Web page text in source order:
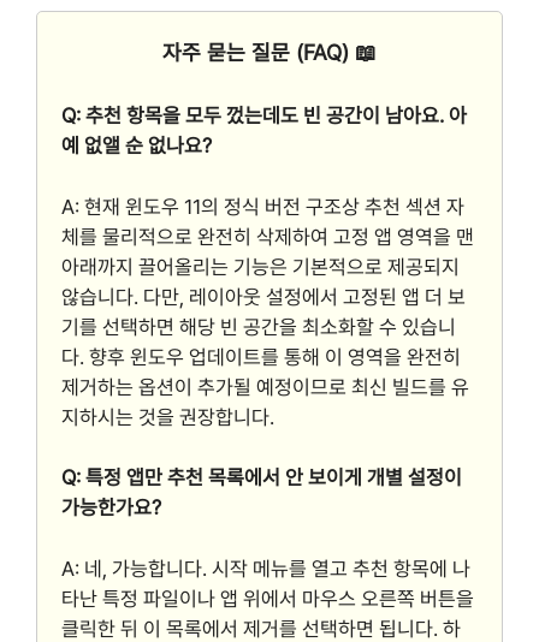
자주 묻는 질문 (FAQ) 📖
Q: 추천 항목을 모두 껐는데도 빈 공간이 남아요. 아
예 없앨 순 없나요?
A: 현재 윈도우 11의 정식 버전 구조상 추천 섹션 자
체를 물리적으로 완전히 삭제하여 고정 앱 영역을 맨
아래까지 끌어올리는 기능은 기본적으로 제공되지
않습니다. 다만, 레이아웃 설정에서 고정된 앱 더 보
기를 선택하면 해당 빈 공간을 최소화할 수 있습니
다. 향후 윈도우 업데이트를 통해 이 영역을 완전히
제거하는 옵션이 추가될 예정이므로 최신 빌드를 유
지하시는 것을 권장합니다.
Q: 특정 앱만 추천 목록에서 안 보이게 개별 설정이
가능한가요?
A: 네, 가능합니다. 시작 메뉴를 열고 추천 항목에 나
타난 특정 파일이나 앱 위에서 마우스 오른쪽 버튼을
클릭한 뒤 이 목록에서 제거를 선택하면 됩니다. 하